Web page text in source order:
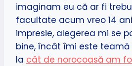
imaginam eu că ar fi
facultate acum vreo 14
impresie, alegerea mi se
bine, încât îmi este
la cât de norocoasă am